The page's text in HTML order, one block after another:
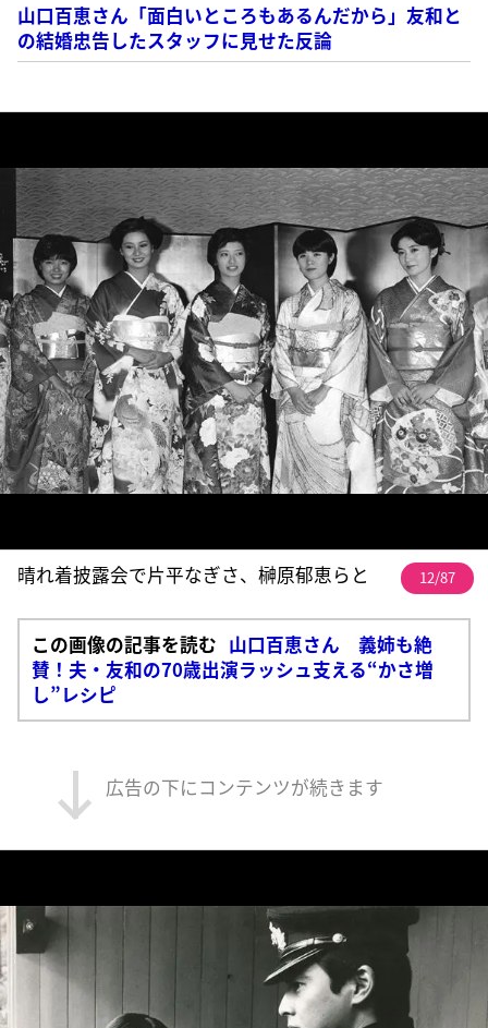
山口百恵さん「面白いところもあるんだから」友和と
の結婚忠告したスタッフに見せた反論
晴れ着披露会で片平なぎさ、榊原郁恵らと 12/87
この画像の記事を読む 山口百恵さん 義姉も絶
賛！夫・友和の70歳出演ラッシュ支える“かさ増
し”レシピ
広告の下にコンテンツが続きます